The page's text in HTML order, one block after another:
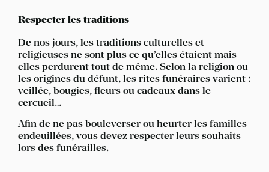
Respecter les traditions
De nos jours, les traditions culturelles et
religieuses ne sont plus ce qu’elles étaient mais
elles perdurent tout de même. Selon la religion ou
les origines du défunt, les rites funéraires varient :
veillée, bougies, fleurs ou cadeaux dans le
cercueil…
Afin de ne pas bouleverser ou heurter les familles
endeuillées, vous devez respecter leurs souhaits
lors des funérailles.